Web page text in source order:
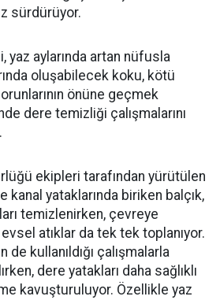
sürdürüyor.
yaz aylarında artan nüfusla
oluşabilecek koku, kötü
önüne geçmek
dere temizliği çalışmalarını
ekipleri tarafından yürütülen
kanal yataklarında biriken balçık,
temizlenirken, çevreye
atıklar da tek tek toplanıyor.
kullanıldığı çalışmalarla
dere yatakları daha sağlıklı
kavuşturuluyor. Özellikle yaz